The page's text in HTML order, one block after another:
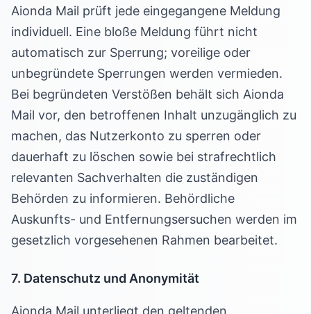
Aionda Mail prüft jede eingegangene Meldung
individuell. Eine bloße Meldung führt nicht
automatisch zur Sperrung; voreilige oder
unbegründete Sperrungen werden vermieden.
Bei begründeten Verstößen behält sich Aionda
Mail vor, den betroffenen Inhalt unzugänglich zu
machen, das Nutzerkonto zu sperren oder
dauerhaft zu löschen sowie bei strafrechtlich
relevanten Sachverhalten die zuständigen
Behörden zu informieren. Behördliche
Auskunfts- und Entfernungsersuchen werden im
gesetzlich vorgesehenen Rahmen bearbeitet.
7. Datenschutz und Anonymität
Aionda Mail unterliegt den geltenden